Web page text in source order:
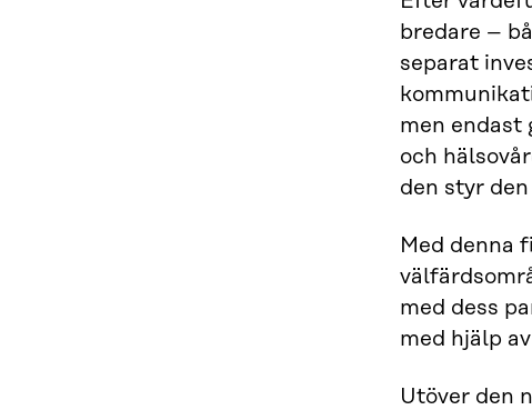
bredare –
separat
men endast
och
den styr
Med denna
med dess
med hjälp
Utöver den